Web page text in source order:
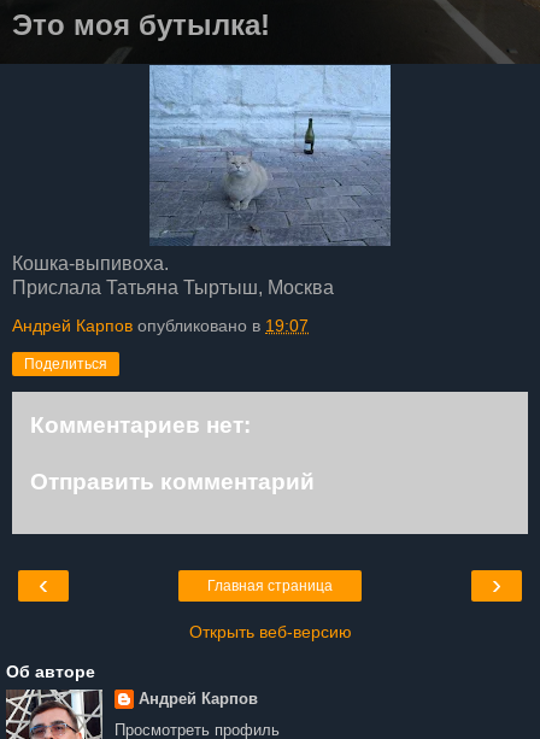
Это моя бутылка!
Кошка-выпивоха.
Прислала Татьяна Тыртыш, Москва
Андрей Карпов опубликовано в 19:07
Поделиться
Комментариев нет:
Отправить комментарий
‹ ›
Главная страница
Открыть веб-версию
Об авторе
Андрей Карпов
Просмотреть профиль